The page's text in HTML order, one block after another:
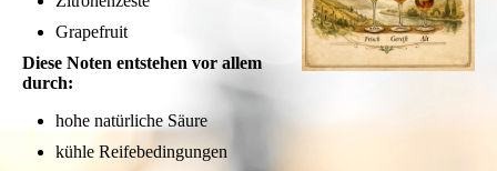
Grapefruit
Diese Noten entstehen vor allem
durch:
hohe natürliche Säure
kühle Reifebedingungen